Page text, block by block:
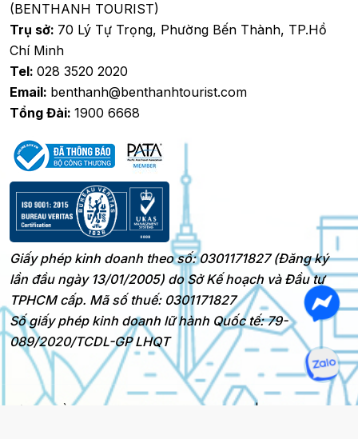
(BENTHANH TOURIST)
Trụ sở: 70 Lý Tự Trọng, Phường Bến Thành, TP.Hồ
Chí Minh
Tel: 028 3520 2020
Email: benthanh@benthanhtourist.com
Tổng Đài: 1900 6668
Giấy phép kinh doanh theo số: 0301171827 (Đăng ký
lần đầu ngày 13/01/2005) do Sở Kế hoạch và Đầu tư
TPHCM cấp. Mã số thuế: 0301171827
Số giấy phép kinh doanh lữ hành Quốc tế: 79-
089/2020/TCDL-GP LHQT
Bản quyền 2025 © BenThanh Tourist
|